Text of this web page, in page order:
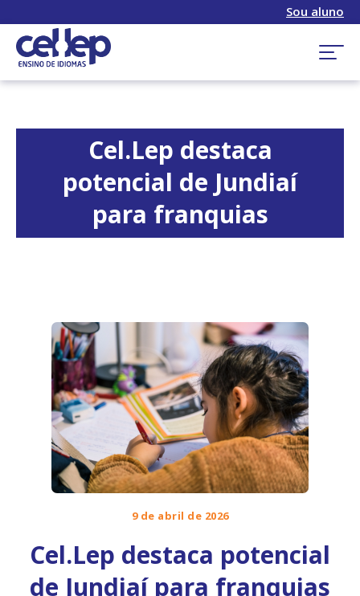
Sou aluno
Cel.Lep destaca
potencial de Jundiaí
para franquias
9 de abril de 2026
Cel.Lep destaca potencial
de Jundiaí para franquias